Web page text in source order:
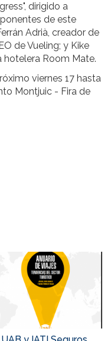
dirigido a
de este
Adrià, creador de
de Vueling; y Kike
hotelera Room Mate.
viernes 17 hasta
Montjuic - Fira de